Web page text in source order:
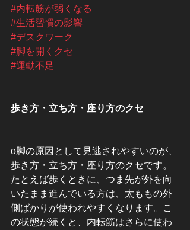
#内転筋が弱くなる
#生活習慣の影響
#デスクワーク
#脚を開くクセ
#運動不足
歩き方・立ち方・座り方のクセ
o脚の原因として見逃されやすいのが、
歩き方・立ち方・座り方のクセです。
たとえば歩くときに、つま先が外を向
いたまま進んでいる方は、太ももの外
側ばかりが使われやすくなります。こ
の状態が続くと、内転筋はさらに使わ